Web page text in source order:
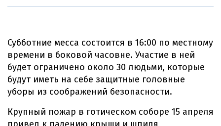
Субботние месса состоится в 16:00 по местному
времени в боковой часовне. Участие в ней
будет ограничено около 30 людьми, которые
будут иметь на себе защитные головные
уборы из соображений безопасности.
Крупный пожар в готическом соборе 15 апреля